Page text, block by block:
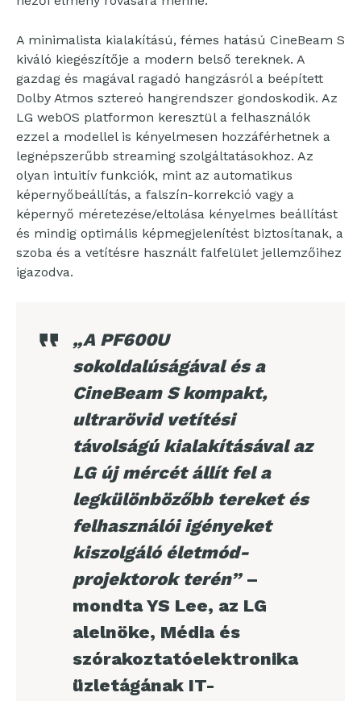
A minimalista kialakítású, fémes hatású CineBeam S
kiváló kiegészítője a modern belső tereknek. A
gazdag és magával ragadó hangzásról a beépített
Dolby Atmos sztereó hangrendszer gondoskodik. Az
LG webOS platformon keresztül a felhasználók
ezzel a modellel is kényelmesen hozzáférhetnek a
legnépszerűbb streaming szolgáltatásokhoz. Az
olyan intuitív funkciók, mint az automatikus
képernyőbeállítás, a falszín-korrekció vagy a
képernyő méretezése/eltolása kényelmes beállítást
és mindig optimális képmegjelenítést biztosítanak, a
szoba és a vetítésre használt falfelület jellemzőihez
igazodva.
„A PF600U
sokoldalúságával és a
CineBeam S kompakt,
ultrarövid vetítési
távolságú kialakításával az
LG új mércét állít fel a
legkülönbözőbb tereket és
felhasználói igényeket
kiszolgáló életmód-
projektorok terén”–
mondta YS Lee, az LG
alelnöke, Média és
szórakoztatóelektronika
üzletágának IT-